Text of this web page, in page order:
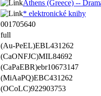
Athens (Greece) --
* elektronické knihy
001705640
full
(Au-PeEL)EBL431262
(CaONFJC)MIL84692
(CaPaEBR)ebr10673147
(MiAaPQ)EBC431262
(OCoLC)922903753